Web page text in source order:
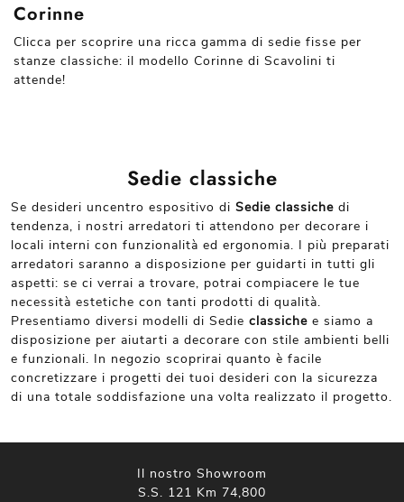
Corinne
Clicca per scoprire una ricca gamma di sedie fisse per
stanze classiche: il modello Corinne di Scavolini ti
attende!
Sedie classiche
Se desideri uncentro espositivo di Sedie classiche di
tendenza, i nostri arredatori ti attendono per decorare i
locali interni con funzionalità ed ergonomia. I più preparati
arredatori saranno a disposizione per guidarti in tutti gli
aspetti: se ci verrai a trovare, potrai compiacere le tue
necessità estetiche con tanti prodotti di qualità.
Presentiamo diversi modelli di Sedie classiche e siamo a
disposizione per aiutarti a decorare con stile ambienti belli
e funzionali. In negozio scoprirai quanto è facile
concretizzare i progetti dei tuoi desideri con la sicurezza
di una totale soddisfazione una volta realizzato il progetto.
Il nostro Showroom
S.S. 121 Km 74,800